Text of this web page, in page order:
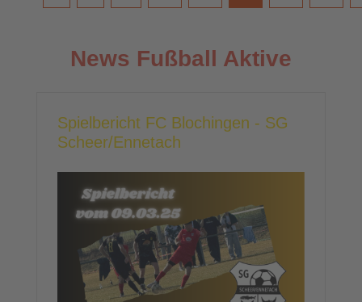
News Fußball Aktive
Spielbericht FC Blochingen - SG
Scheer/Ennetach